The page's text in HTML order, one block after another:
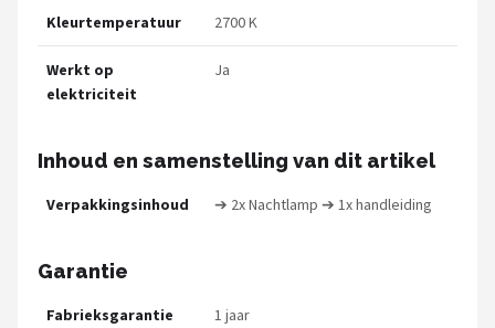
Kleurtemperatuur 2700 K
Werkt op
elektriciteit
Ja
Inhoud en samenstelling van dit artikel
Verpakkingsinhoud ➔ 2x Nachtlamp ➔ 1x handleiding
Garantie
Fabrieksgarantie
1 jaar